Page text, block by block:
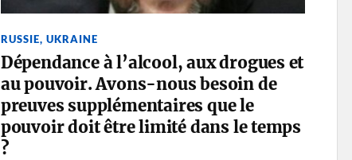
RUSSIE, UKRAINE
Dépendance à l’alcool, aux drogues et
au pouvoir. Avons-nous besoin de
preuves supplémentaires que le
pouvoir doit être limité dans le temps
?